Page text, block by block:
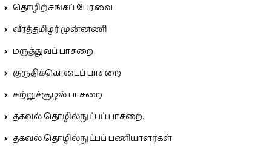
தொழிற்சங்கப் பேரவை
வீரத்தமிழர் முன்னணி
மருத்துவப் பாசறை
குருதிக்கொடைப் பாசறை
சுற்றுச்சூழல் பாசறை
தகவல் தொழில்நுட்பப் பாசறை.
தகவல் தொழில்நுட்பப் பணியாளர்கள்